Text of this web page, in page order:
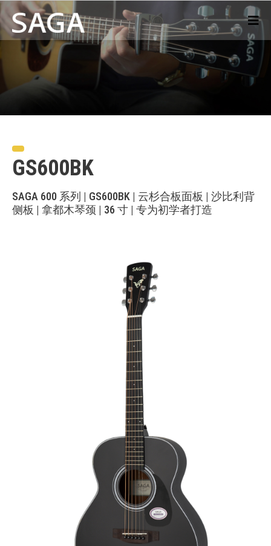
GS600BK
SAGA 600 系列 | GS600BK | 云杉合板面板 | 沙比利背
侧板 | 拿都木琴颈 | 36 寸 | 专为初学者打造